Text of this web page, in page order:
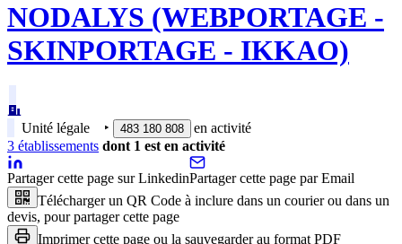
NODALYS (WEBPORTAGE -
SKINPORTAGE - IKKAO)
Unité légale ‣ 483 180 808
en activité
3 établissements dont 1 est en activité
Partager cette page sur LinkedinPartager cette page par Email
Télécharger un QR Code à inclure dans un courier ou dans un
devis, pour partager cette page
Imprimer cette page ou la sauvegarder au format PDF